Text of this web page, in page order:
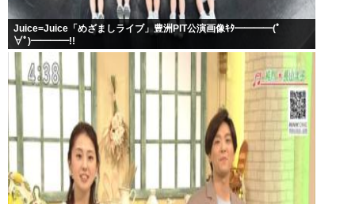
Juice=Juice「めざましライブ」豊洲PIT公演画像ｷﾀ━━━━(ﾟ
∀ﾟ)━━━━!!